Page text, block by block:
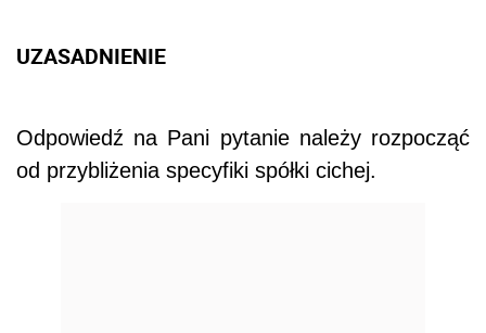
UZASADNIENIE
Odpowiedź na Pani pytanie należy rozpocząć
od przybliżenia specyfiki spółki cichej.